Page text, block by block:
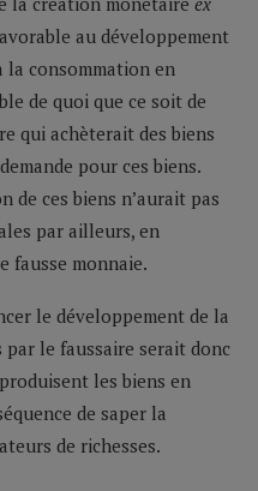
au développement
la consommation en
de quoi que ce soit de
qui achèterait des biens
pour ces biens.
de ces biens n’aurait pas
par ailleurs, en
fausse monnaie.
le développement de la
par le faussaire serait donc
les biens en
de saper la
de richesses.